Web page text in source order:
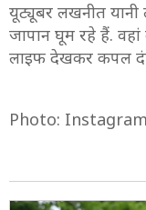
यूट्यूबर लखनीत यानी
जापान घूम रहे हैं.
लाइफ देखकर कपल
Photo: